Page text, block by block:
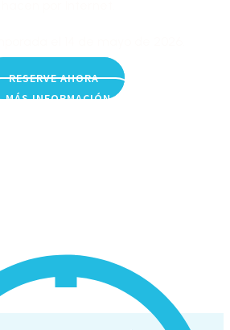
RESERVE AHORA
MÁS INFORMACIÓN